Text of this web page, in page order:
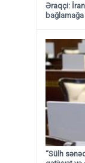
Əraqçi:
bağlamağa
“Sülh